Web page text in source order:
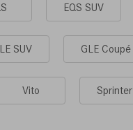
EQS SUV
SUV GLE Coupé
Vito Sprinter